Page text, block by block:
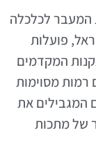
המעבר לכלכלה
פועלות
המקדמים
מסוימות
המגבילים את
של מתכות